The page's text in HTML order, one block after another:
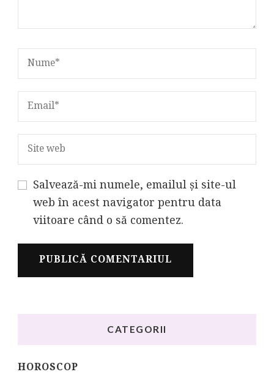
Salvează-mi numele, emailul și site-ul
web în acest navigator pentru data
viitoare când o să comentez.
CATEGORII
HOROSCOP